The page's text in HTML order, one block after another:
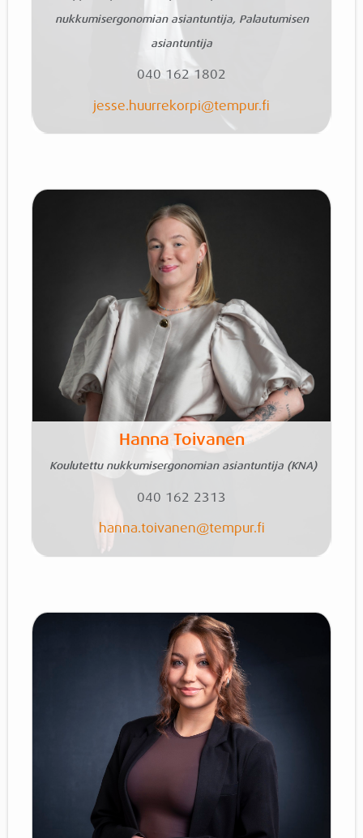
nukkumisergonomian asiantuntija, Palautumisen
asiantuntija
040 162 1802
jesse.huurrekorpi@tempur.fi
Hanna Toivanen
Koulutettu nukkumisergonomian asiantuntija (KNA)
040 162 2313
hanna.toivanen@tempur.fi